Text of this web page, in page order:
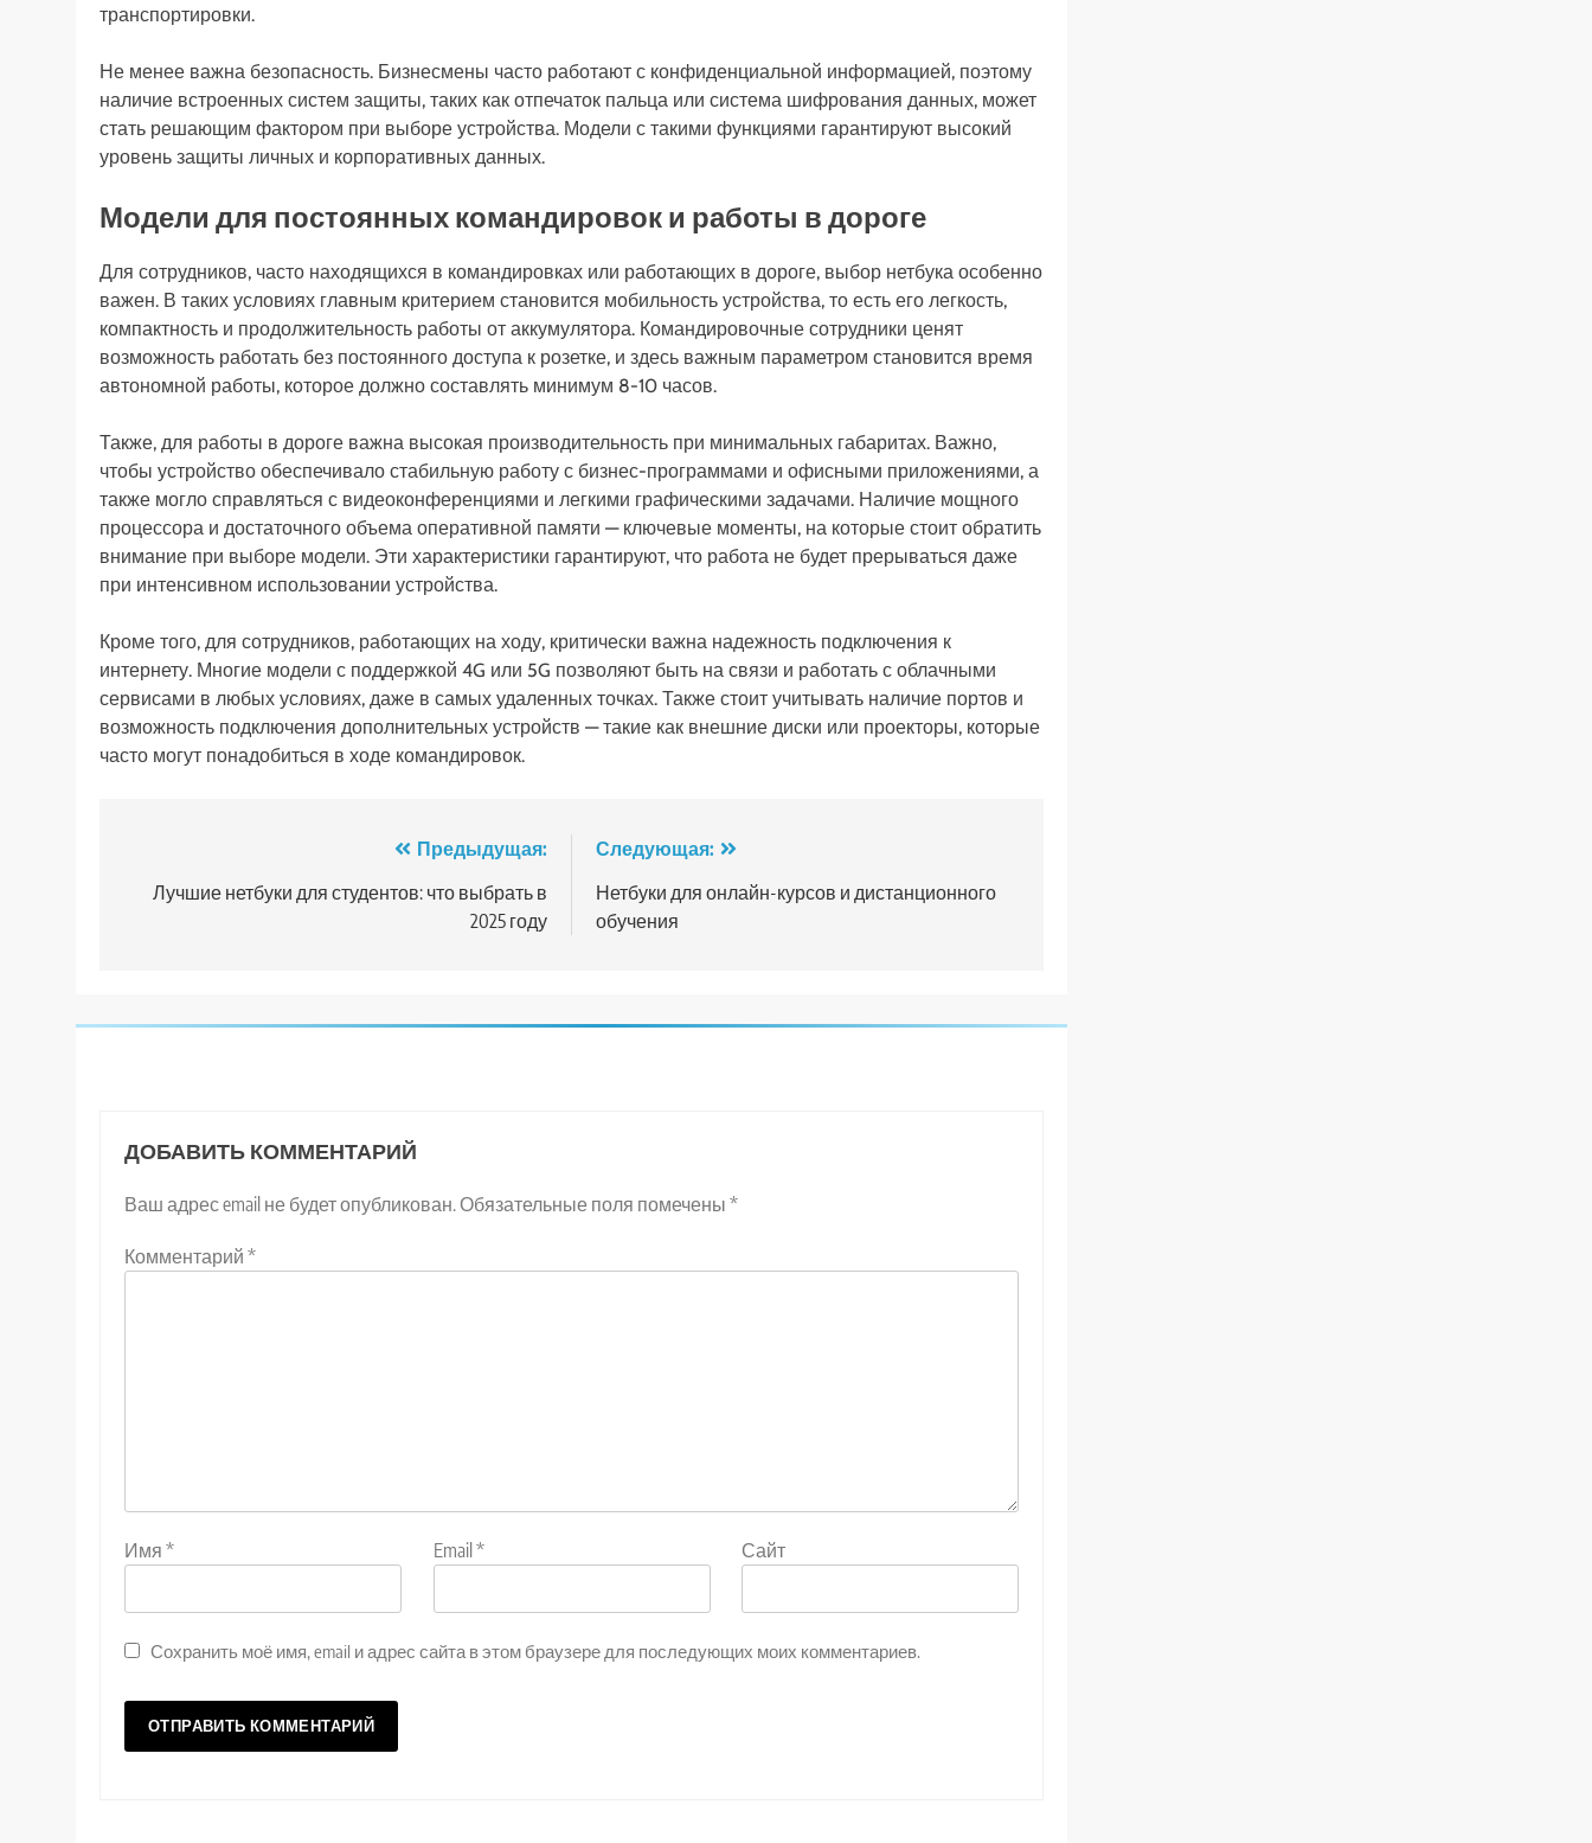
транспортировки.
Не менее важна безопасность. Бизнесмены часто работают с конфиденциальной информацией, поэтому
наличие встроенных систем защиты, таких как отпечаток пальца или система шифрования данных, может
стать решающим фактором при выборе устройства. Модели с такими функциями гарантируют высокий
уровень защиты личных и корпоративных данных.
Модели для постоянных командировок и работы в дороге
Для сотрудников, часто находящихся в командировках или работающих в дороге, выбор нетбука особенно
важен. В таких условиях главным критерием становится мобильность устройства, то есть его легкость,
компактность и продолжительность работы от аккумулятора. Командировочные сотрудники ценят
возможность работать без постоянного доступа к розетке, и здесь важным параметром становится время
автономной работы, которое должно составлять минимум 8-10 часов.
Также, для работы в дороге важна высокая производительность при минимальных габаритах. Важно,
чтобы устройство обеспечивало стабильную работу с бизнес-программами и офисными приложениями, а
также могло справляться с видеоконференциями и легкими графическими задачами. Наличие мощного
процессора и достаточного объема оперативной памяти — ключевые моменты, на которые стоит обратить
внимание при выборе модели. Эти характеристики гарантируют, что работа не будет прерываться даже
при интенсивном использовании устройства.
Кроме того, для сотрудников, работающих на ходу, критически важна надежность подключения к
интернету. Многие модели с поддержкой 4G или 5G позволяют быть на связи и работать с облачными
сервисами в любых условиях, даже в самых удаленных точках. Также стоит учитывать наличие портов и
возможность подключения дополнительных устройств — такие как внешние диски или проекторы, которые
часто могут понадобиться в ходе командировок.
по
Предыдущая:
Лучшие нетбуки для студентов: что выбрать в
2025 году
Следующая:
Нетбуки для онлайн-курсов и дистанционного
обучения
ДОБАВИТЬ КОММЕНТАРИЙ
Ваш адрес email не будет опубликован.Обязательные поля помечены *
Комментарий *
Имя * Email * Сайт
Сохранить моё имя, email и адрес сайта в этом браузере для последующих моих комментариев.